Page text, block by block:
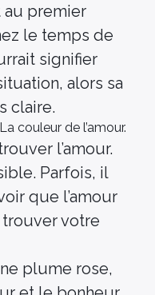
premier
le temps de
signifier
alors sa
claire.
couleur de l’amour.
l’amour.
Parfois, il
que l’amour
votre
plume rose,